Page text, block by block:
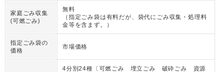
家庭ごみ収集
(可燃ごみ)
無料
（ 指定ごみ袋は有料だが、袋代にごみ収集・処理料
金等を含まず。
）
指定ごみ袋の
価格
市場価格
4分別24種〔可燃ごみ 埋立ごみ 破砕ごみ 資源